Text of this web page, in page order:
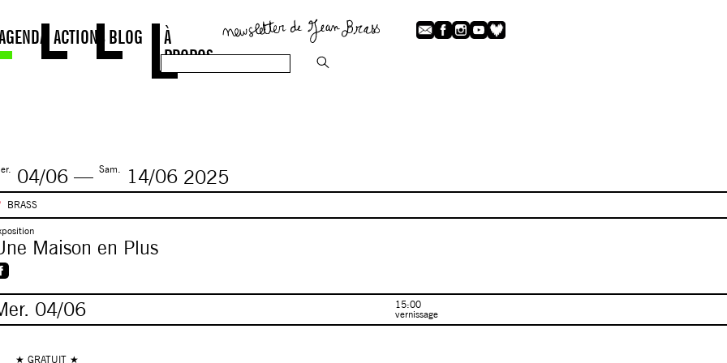
ACTIONSBLOG
À
PROPOS
04/06 —Sam. 14/06 2025
BRASS
Maison en Plus
04/06
15:00
vernissage
★ GRATUIT ★